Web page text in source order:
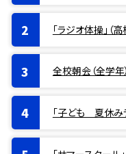
「ラジオ体操」（
全校朝会（全学年）
「子ども 夏休み